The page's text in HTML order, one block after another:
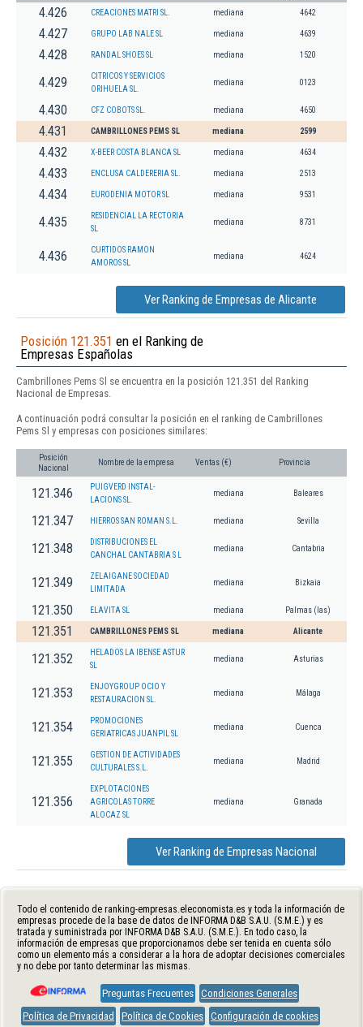
4.426 CREACIONES MATRI SL. mediana 4642
4.427 GRUPO LAB NALE SL mediana 4639
4.428 RANDAL SHOES SL mediana 1520
4.429
CITRICOS Y SERVICIOS
ORIHUELA SL.
mediana 0123
4.430 CFZ COBOTS SL. mediana 4650
4.431 CAMBRILLONES PEMS SL mediana 2599
4.432 X-BEER COSTA BLANCA SL mediana 4634
4.433 ENCLUSA CALDERERIA SL. mediana 2513
4.434 EURODENIA MOTOR SL mediana 9531
4.435
RESIDENCIAL LA RECTORIA
SL
mediana 8731
4.436
CURTIDOS RAMON
AMOROS SL
mediana 4624
Ver Ranking de Empresas de Alicante
Posición 121.351 en el Ranking de
Empresas Españolas
Cambrillones Pems Sl se encuentra en la posición 121.351 del Ranking
Nacional de Empresas.
A continuación podrá consultar la posición en el ranking de Cambrillones
Pems Sl y empresas con posiciones similares:
Posición
Nacional
Nombre de la empresa Ventas (€) Provincia
121.346
PUIGVERD INSTAL-
LACIONS SL.
mediana Baleares
121.347 HIERROS SAN ROMAN S.L. mediana Sevilla
121.348
DISTRIBUCIONES EL
CANCHAL CANTABRIA S L
mediana Cantabria
121.349
ZELAIGANE SOCIEDAD
LIMITADA
mediana Bizkaia
121.350 ELAVITA SL mediana Palmas (las)
121.351 CAMBRILLONES PEMS SL mediana Alicante
121.352
HELADOS LA IBENSE ASTUR
SL
mediana Asturias
121.353
ENJOYGROUP OCIO Y
RESTAURACION SL.
mediana Málaga
121.354
PROMOCIONES
GERIATRICAS JUANPIL SL
mediana Cuenca
121.355
GESTION DE ACTIVIDADES
CULTURALES S.L.
mediana Madrid
121.356
EXPLOTACIONES
AGRICOLAS TORRE
ALOCAZ SL
mediana Granada
Ver Ranking de Empresas Nacional
Todo el contenido de ranking-empresas.eleconomista.es y toda la información de
empresas procede de la base de datos de INFORMA D&B S.A.U. (S.M.E.) y es
tratada y suministrada por INFORMA D&B S.A.U. (S.M.E.). En todo caso, la
información de empresas que proporcionamos debe ser tenida en cuenta sólo
como un elemento más a considerar a la hora de adoptar decisiones comerciales
y no debe por tanto determinar las mismas.
Preguntas Frecuentes Condiciones Generales
Política de Privacidad
Política de Cookies Configuración de cookies